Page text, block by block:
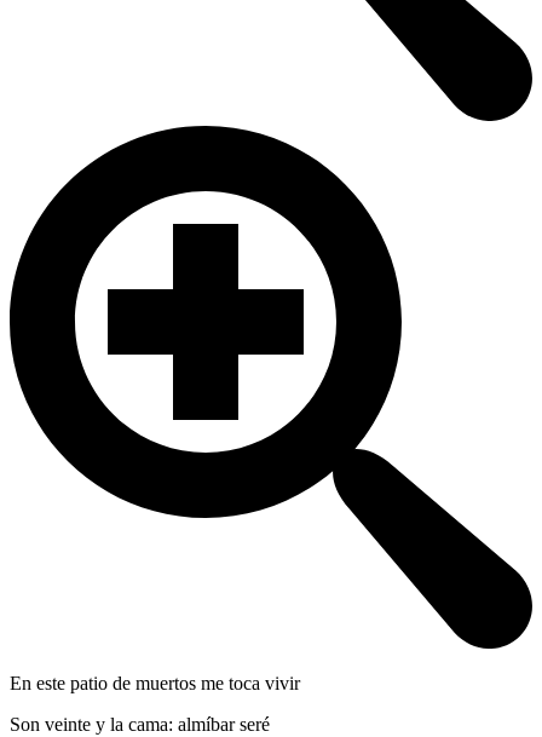
En este patio de muertos me toca vivir
Son veinte y la cama: almíbar seré